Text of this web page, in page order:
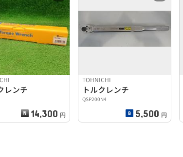
レンチ
14,300 円
TOHNICHI
トルクレンチ
QSP200N4
5,500 円